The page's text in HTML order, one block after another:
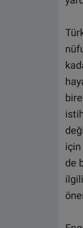
için
de